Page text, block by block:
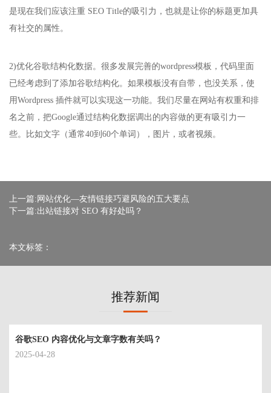
是现在我们应该注重 SEO Title的吸引力，也就是让你的标题更加具
有社交的属性。
2)优化谷歌结构化数据。很多发展完善的wordpress模板，代码里面
已经考虑到了添加谷歌结构化。如果模板没有自带，也没关系，使
用Wordpress 插件就可以实现这一功能。我们尽量在网站有权重和排
名之前，把Google通过结构化数据调出的内容做的更有吸引力一
些。比如文字（通常40到60个单词），图片，或者视频。
上一篇:网站优化—友情链接巧避风险的五大要点
下一篇:出站链接对 SEO 有好处吗？
本文标签：
推荐新闻
谷歌SEO 内容优化与文章字数有关吗？
2025-04-28